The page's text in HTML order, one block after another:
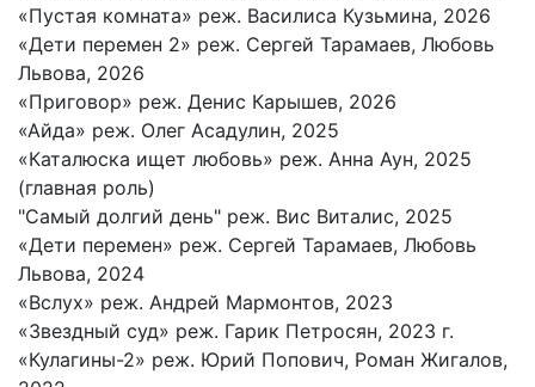
«Пустая комната» реж. Василиса Кузьмина, 2026
«Дети перемен 2» реж. Сергей Тарамаев, Любовь
Львова, 2026
«Приговор» реж. Денис Карышев, 2026
«Айда» реж. Олег Асадулин, 2025
«Каталюска ищет любовь» реж. Анна Аун, 2025
(главная роль)
"Самый долгий день" реж. Вис Виталис, 2025
«Дети перемен» реж. Сергей Тарамаев, Любовь
Львова, 2024
«Вслух» реж. Андрей Мармонтов, 2023
«Звездный суд» реж. Гарик Петросян, 2023 г.
«Кулагины-2» реж. Юрий Попович, Роман Жигалов,